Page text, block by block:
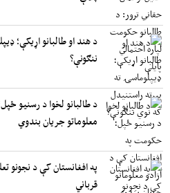
د هند او طالبانو اړیکې؛
ننګونې؟
د طالبانو لخوا د رسنیو
معلوماتو جریان بندوي
په افغانستان کې د نجونو
قرباني